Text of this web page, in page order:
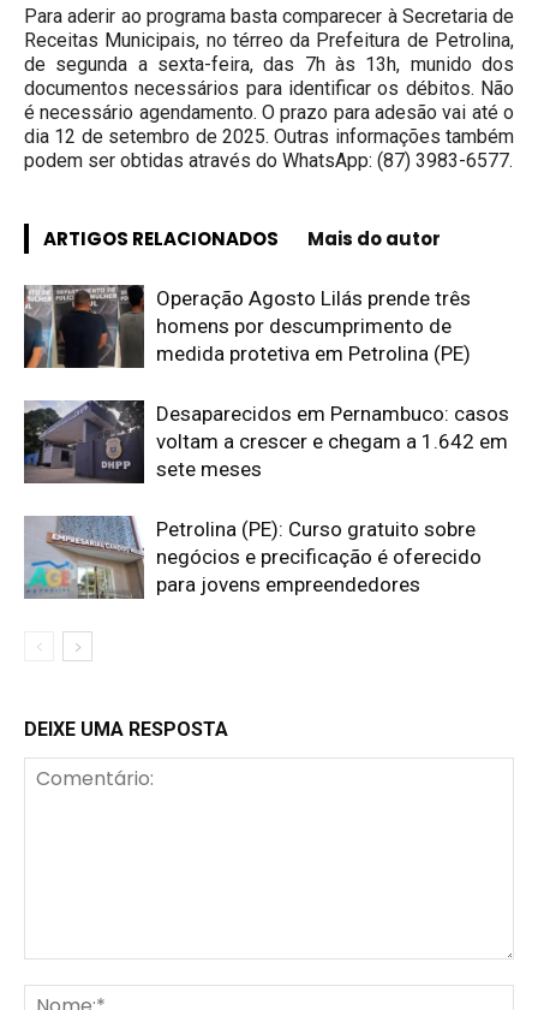
Para aderir ao programa basta comparecer à Secretaria de
Receitas Municipais, no térreo da Prefeitura de Petrolina,
de segunda a sexta-feira, das 7h às 13h, munido dos
documentos necessários para identificar os débitos. Não
é necessário agendamento. O prazo para adesão vai até o
dia 12 de setembro de 2025. Outras informações também
podem ser obtidas através do WhatsApp: (87) 3983-6577.
ARTIGOS RELACIONADOS Mais do autor
Operação Agosto Lilás prende três
homens por descumprimento de
medida protetiva em Petrolina (PE)
Desaparecidos em Pernambuco: casos
voltam a crescer e chegam a 1.642 em
sete meses
Petrolina (PE): Curso gratuito sobre
negócios e precificação é oferecido
para jovens empreendedores
DEIXE UMA RESPOSTA